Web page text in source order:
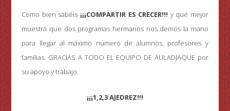
Como bien sabéis ¡¡¡COMPARTIR ES CRECER!!! y qué mejor
muestra que dos programas hermanos nos demos la mano
para llegar al máximo número de alumnos, profesores y
familias. GRACIAS A TODO EL EQUIPO DE AULADJAQUE por
su apoyo y trabajo.
¡¡¡1,2,3 AJEDREZ!!!